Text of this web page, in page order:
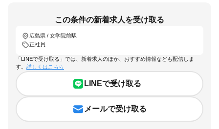
この条件の新着求人を受け取る
広島県 / 女学院前駅
正社員
「LINEで受け取る」では、新着求人のほか、おすすめ情報なども配信しま
す。 詳しくはこちら
LINEで受け取る
メールで受け取る